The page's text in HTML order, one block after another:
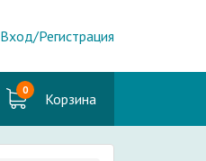
Вход/Регистрация
0 Корзина